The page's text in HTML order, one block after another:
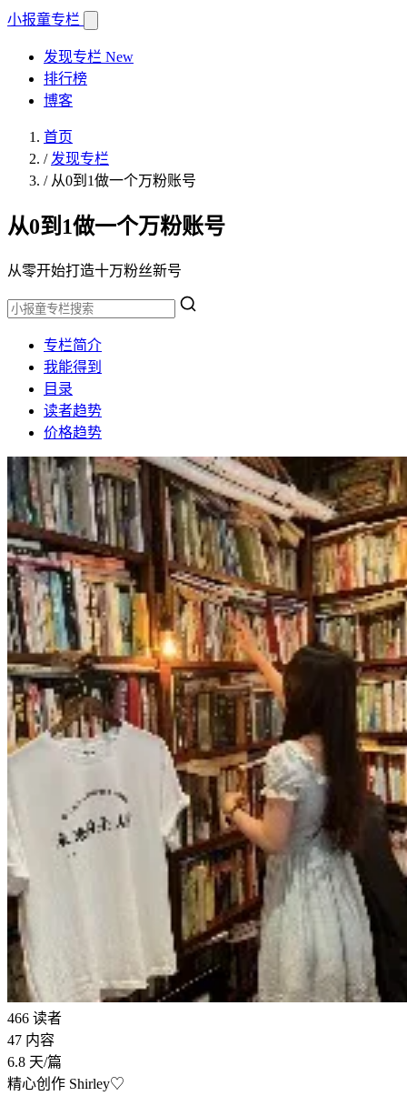
小报童专栏
发现专栏 New
排行榜
博客
首页
/ 发现专栏
/ 从0到1做一个万粉账号
从0到1做一个万粉账号
从零开始打造十万粉丝新号
专栏简介
我能得到
目录
读者趋势
价格趋势
466 读者
47 内容
6.8 天/篇
精心创作 Shirley♡